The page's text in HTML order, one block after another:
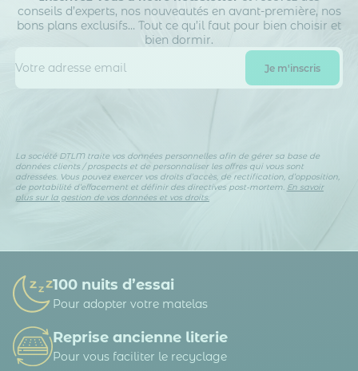
conseils d’experts, nos nouveautés en avant-première, nos
bons plans exclusifs… Tout ce qu’il faut pour bien choisir et
bien dormir.
La société DTLM traite vos données personnelles afin de gérer sa base de
données clients / prospects et de personnaliser les offres qui vous sont
adressées. Vous pouvez exercer vos droits d’accès, de rectification, d’opposition,
de portabilité d’effacement et définir des directives post-mortem. En savoir
plus sur la gestion de vos données et vos droits.
100 nuits d’essai
Pour adopter votre matelas
Reprise ancienne literie
Pour vous faciliter le recyclage